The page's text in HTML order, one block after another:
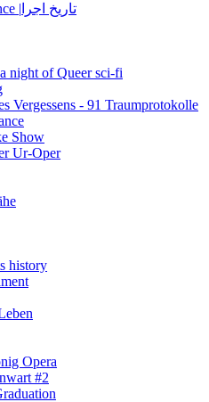
Date of Performance |تاریخ اجرا
night of Queer sci-fi
Vergessens - 91 Traumprotokolle
Show
Ur-Oper
history
Opera
#2